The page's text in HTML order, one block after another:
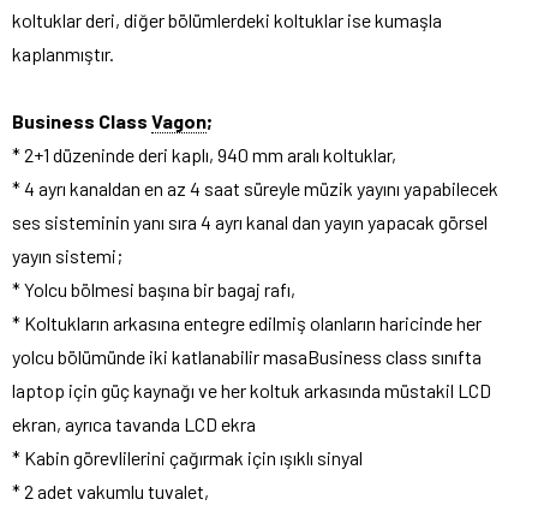
koltuklar deri, diğer bölümlerdeki koltuklar ise kumaşla
kaplanmıştır.
Business Class Vagon;
* 2+1 düzeninde deri kaplı, 940 mm aralı koltuklar,
* 4 ayrı kanaldan en az 4 saat süreyle müzik yayını yapabilecek
ses sisteminin yanı sıra 4 ayrı kanal dan yayın yapacak görsel
yayın sistemi;
* Yolcu bölmesi başına bir bagaj rafı,
* Koltukların arkasına entegre edilmiş olanların haricinde her
yolcu bölümünde iki katlanabilir masaBusiness class sınıfta
laptop için güç kaynağı ve her koltuk arkasında müstakil LCD
ekran, ayrıca tavanda LCD ekra
* Kabin görevlilerini çağırmak için ışıklı sinyal
* 2 adet vakumlu tuvalet,